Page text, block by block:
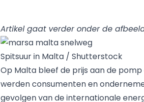
Artikel gaat verder onder de
Spitsuur in Malta / Shutterstock
Op Malta bleef de prijs aan de
werden consumenten en
gevolgen van de internationale